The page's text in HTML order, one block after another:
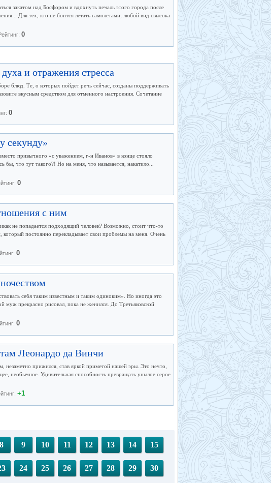
закатом над Босфором и вдохнуть печаль этого города после
Для тех, кто не боится летать самолетами, любой вид свысока
0
и отражения стресса
блюд. Те, о которых пойдет речь сейчас, созданы поддерживать
вкусным средством для отменного настроения. Сочетание
0
секунду»
привычного «с уважением, г-н Иванов» в конце стояло
что тут такого?! Но на меня, что называется, накатило...
0
с ним
не попадается подходящий человек? Возможно, стоит что-то
постоянно перекладывает свои проблемы на меня. Очень
0
себя таким известным и таким одиноким». Но иногда это
муж прекрасно рисовал, пока не женился. До Третьяковской
0
Леонардо да Винчи
незаметно прижился, став яркой приметой нашей эры. Это нечто,
необычное. Удивительная способность превращать унылое серое
+1
8 9 10 11 12 13 14 15
24 25 26 27 28 29 30